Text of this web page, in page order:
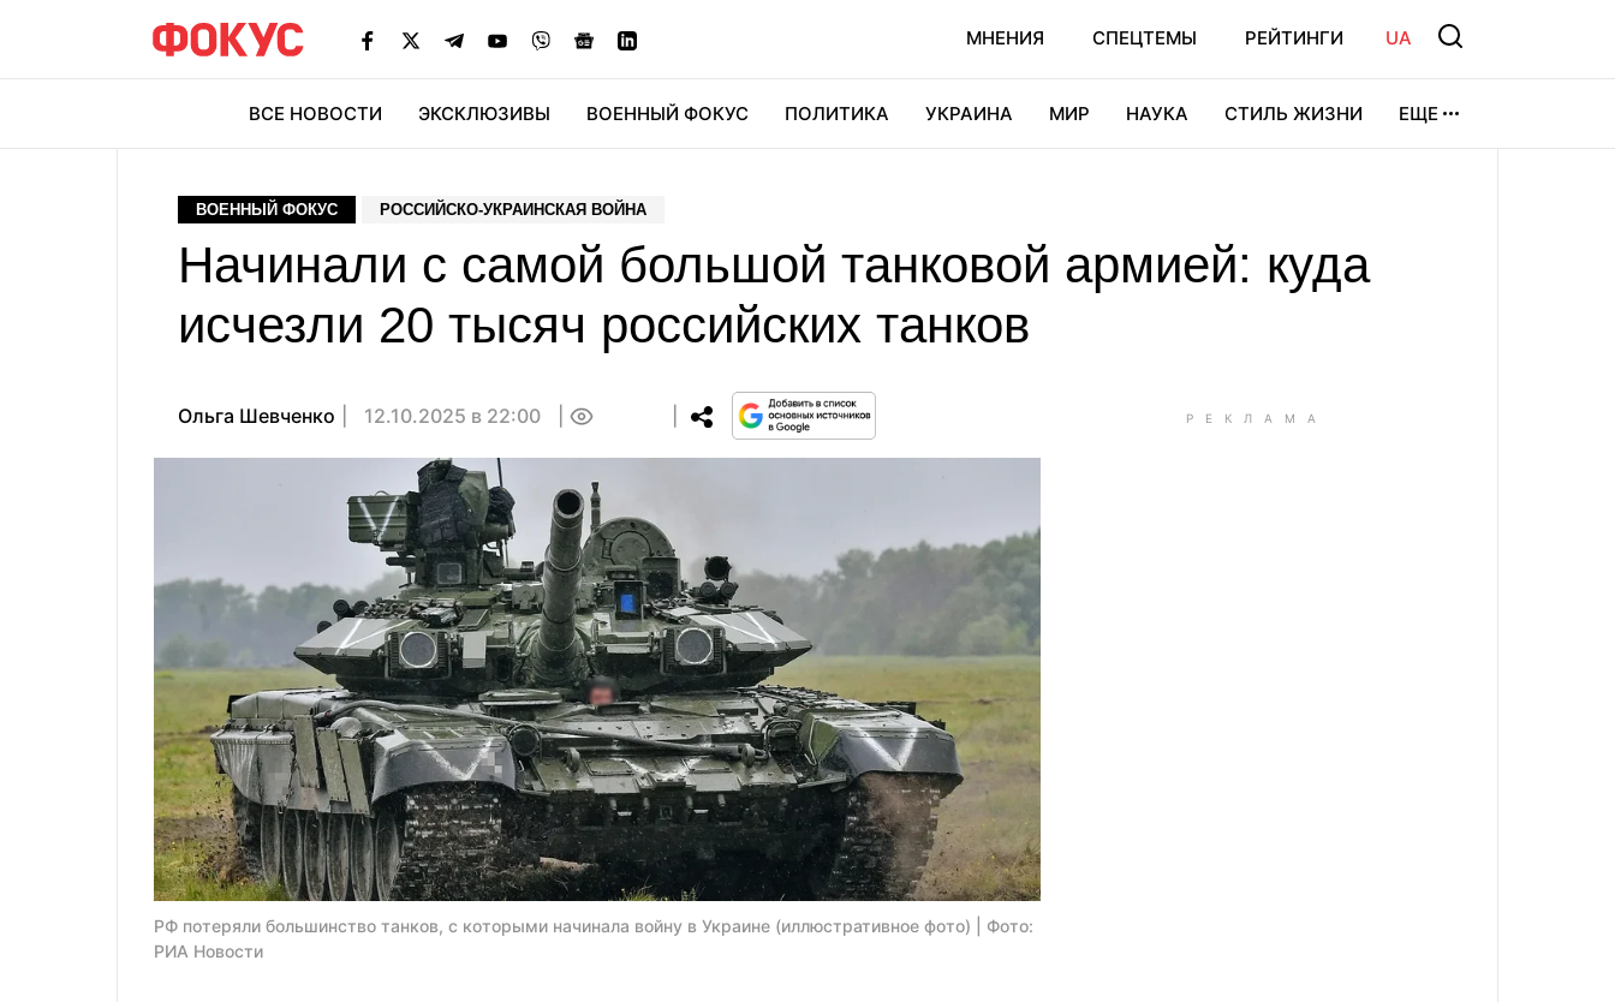
МНЕНИЯ СПЕЦТЕМЫ РЕЙТИНГИ UA
ВСЕ НОВОСТИ ЭКСКЛЮЗИВЫ ВОЕННЫЙ ФОКУС ПОЛИТИКА УКРАИНА МИР НАУКА СТИЛЬ ЖИЗНИ ЕЩЕ
ВОЕННЫЙ ФОКУС РОССИЙСКО-УКРАИНСКАЯ ВОЙНА
Начинали с самой большой танковой армией: куда
исчезли 20 тысяч российских танков
Ольга Шевченко 12.10.2025 в 22:00
РФ потеряли большинство танков, с которыми начинала войну в Украине (иллюстративное фото) | Фото:
РИА Новости